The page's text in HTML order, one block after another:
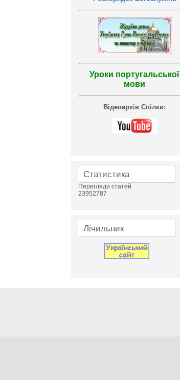
Уроки португальської
мови
Відеоархів Спілки:
Статистика
Перегляди статей
23952787
Лічильник